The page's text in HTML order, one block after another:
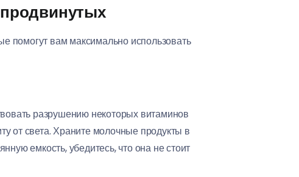
помогут вам максимально использовать
разрушению некоторых витаминов
от света. Храните молочные продукты в
емкость, убедитесь, что она не стоит